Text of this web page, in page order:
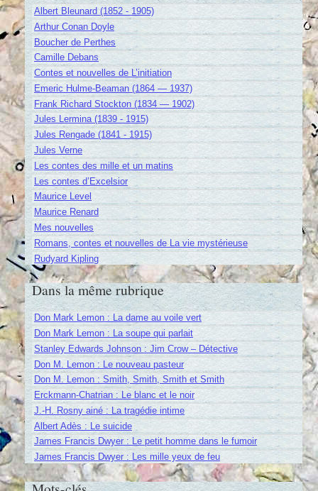
Albert Bleunard (1852 - 1905)
Arthur Conan Doyle
Boucher de Perthes
Camille Debans
Contes et nouvelles de L’initiation
Emeric Hulme-Beaman (1864 — 1937)
Frank Richard Stockton (1834 — 1902)
Jules Lermina (1839 - 1915)
Jules Rengade (1841 - 1915)
Jules Verne
Les contes des mille et un matins
Les contes d’Excelsior
Maurice Level
Maurice Renard
Mes nouvelles
Romans, contes et nouvelles de La vie mystérieuse
Rudyard Kipling
Dans la même rubrique
Don Mark Lemon : La dame au voile vert
Don Mark Lemon : La soupe qui parlait
Stanley Edwards Johnson : Jim Crow – Détective
Don M. Lemon : Le nouveau pasteur
Don M. Lemon : Smith, Smith, Smith et Smith
Erckmann-Chatrian : Le blanc et le noir
J.-H. Rosny ainé : La tragédie intime
Albert Adès : Le suicide
James Francis Dwyer : Le petit homme dans le fumoir
James Francis Dwyer : Les mille yeux de feu